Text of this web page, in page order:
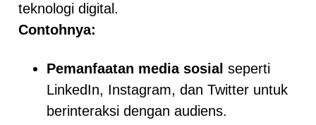
teknologi digital.
Contohnya:
Pemanfaatan media sosial seperti
LinkedIn, Instagram, dan Twitter untuk
berinteraksi dengan audiens.